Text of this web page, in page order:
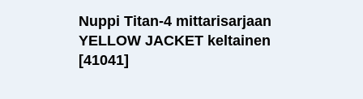
Nuppi Titan-4 mittarisarjaan
YELLOW JACKET keltainen
[41041]